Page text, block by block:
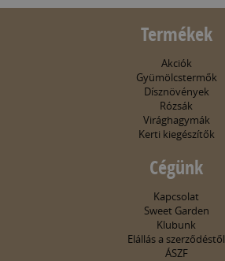
Termékek
Akciók
Gyümölcstermők
Dísznövények
Rózsák
Virághagymák
Kerti kiegészítők
Cégünk
Kapcsolat
Sweet Garden
Klubunk
Elállás a szerződéstől
ÁSZF